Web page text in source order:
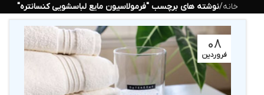
خانه/نوشته های برچسب "فرمولاسیون مایع لباسشویی کنسانتره"
08
فروردین